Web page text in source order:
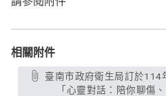
相關附件
「心靈對話：陪你聊傷